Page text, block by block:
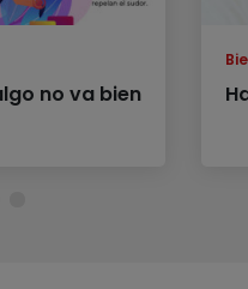
no va bien